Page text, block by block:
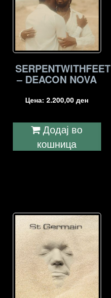
SERPENTWITHFEET
– DEACON NOVA
Цена:2.200,00ден
Додај во
кошница